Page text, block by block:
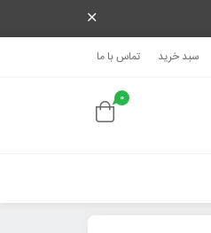
سبد خرید تماس با ما
0